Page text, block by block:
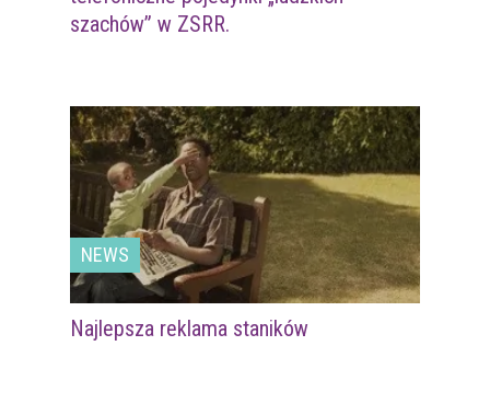
szachów” w ZSRR.
NEWS
Najlepsza reklama staników